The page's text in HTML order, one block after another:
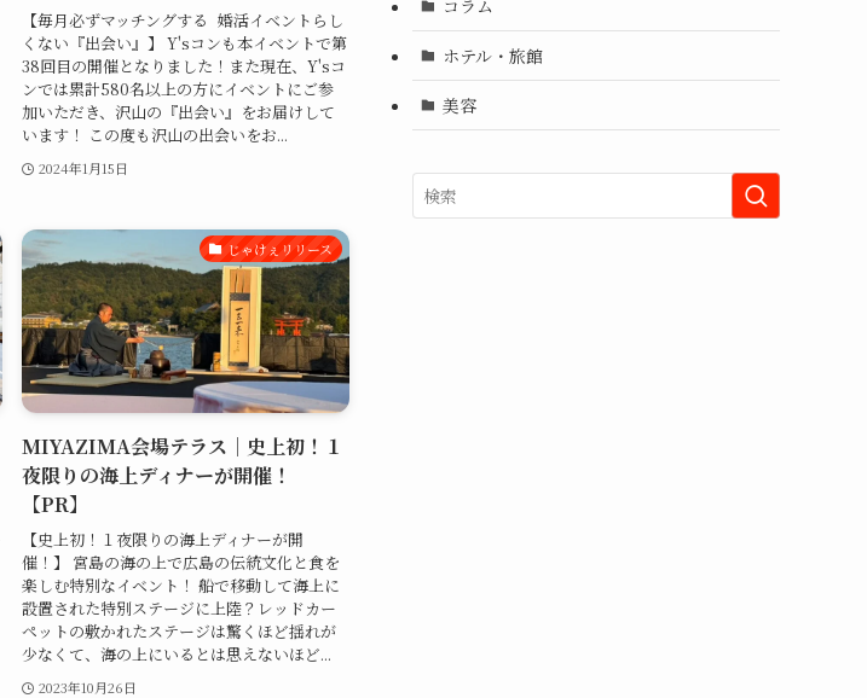
【毎月必ずマッチングする 婚活イベントらし
くない『出会い』】 Y'sコンも本イベントで第
38回目の開催となりました！また現在、Y'sコ
ンでは累計580名以上の方にイベントにご参
加いただき、沢山の『出会い』をお届けして
います！ この度も沢山の出会いをお...
2024年1月15日
じゃけぇリリース
MIYAZIMA会場テラス｜史上初！１
夜限りの海上ディナーが開催！
【PR】
【史上初！１夜限りの海上ディナーが開
催！】 宮島の海の上で広島の伝統文化と食を
楽しむ特別なイベント！ 船で移動して海上に
設置された特別ステージに上陸？レッドカー
ペットの敷かれたステージは驚くほど揺れが
少なくて、海の上にいるとは思えないほど...
2023年10月26日
コラム
ホテル・旅館
美容